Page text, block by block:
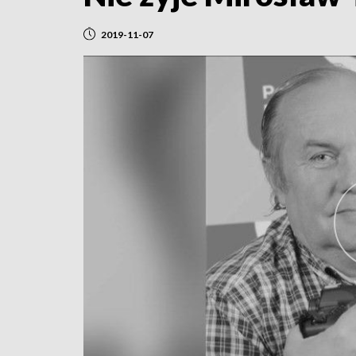
2019-11-07